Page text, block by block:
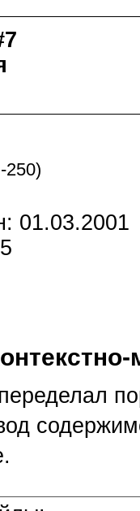
-250)
01.03.2001